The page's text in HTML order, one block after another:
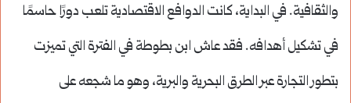
والثقافية. في البداية، كانت الدوافع الاقتصادية تلعب دورًا حاسمًا
في تشكيل أهدافه. فقد عاش ابن بطوطة في الفترة التي تميزت
بتطور التجارة عبر الطرق البحرية والبرية، وهو ما شجعه على